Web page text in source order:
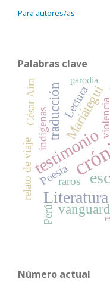
Para autores/as
Palabras clave
testimonio
Mariátegui
traducción
Poesía
relato de viaje
Lectura
raros
indígenas
César Aira
Perú
parodia
Número actual